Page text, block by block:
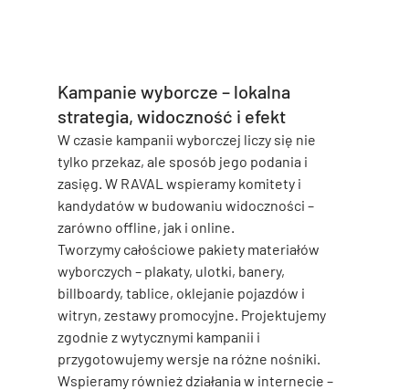
Kampanie wyborcze – lokalna
strategia, widoczność i efekt
W czasie kampanii wyborczej liczy się nie
tylko przekaz, ale sposób jego podania i
zasięg. W RAVAL wspieramy komitety i
kandydatów w budowaniu widoczności –
zarówno offline, jak i online.
Tworzymy całościowe pakiety materiałów
wyborczych – plakaty, ulotki, banery,
billboardy, tablice, oklejanie pojazdów i
witryn, zestawy promocyjne. Projektujemy
zgodnie z wytycznymi kampanii i
przygotowujemy wersje na różne nośniki.
Wspieramy również działania w internecie –